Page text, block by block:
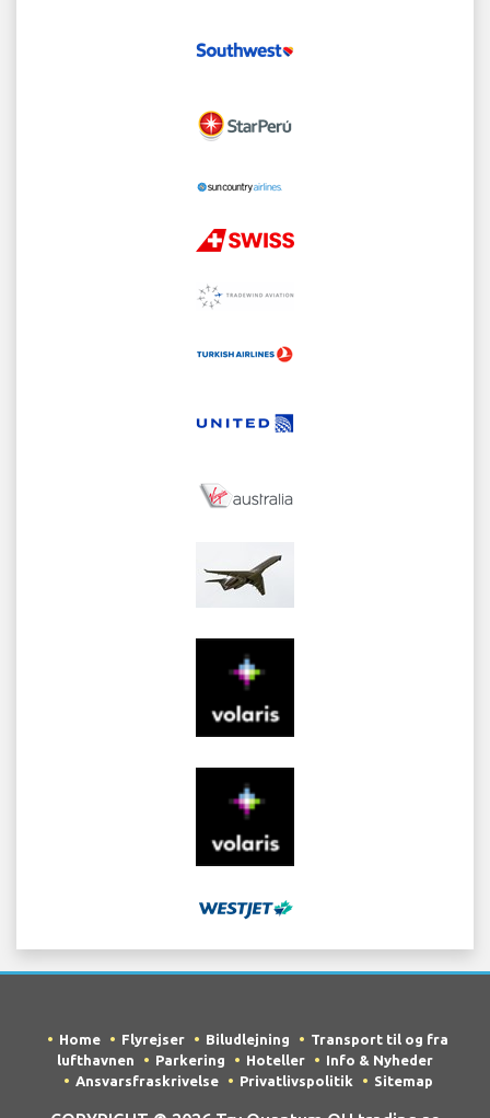
Home Flyrejser Biludlejning
Transport til og fra
lufthavnen
Parkering Hoteller
Info & Nyheder
Ansvarsfraskrivelse
Privatlivspolitik Sitemap